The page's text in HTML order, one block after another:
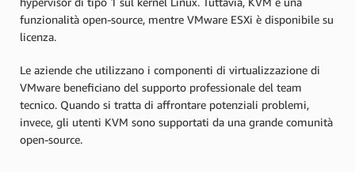
funzionalità open-source, mentre VMware ESXi è disponibile su
licenza.
Le aziende che utilizzano i componenti di virtualizzazione di
VMware beneficiano del supporto professionale del team
tecnico. Quando si tratta di affrontare potenziali problemi,
invece, gli utenti KVM sono supportati da una grande comunità
open-source.